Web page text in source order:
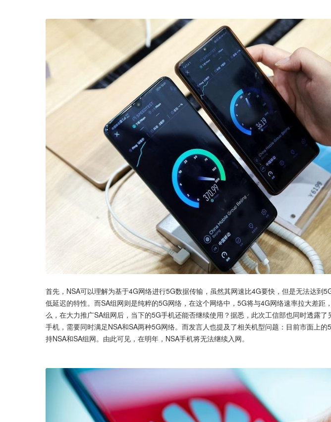
首先，NSA可以理解为基于4G网络进行5G数据传输，虽然其网速比4G要快，但是无法达到
低延迟的特性。而SA组网则是纯粹的5G网络，在这个网络中，5G将与4G网络速率拉大差距
么，在大力推广SA组网后，当下的5G手机还能否继续使用？据悉，此次工信部也同时透露
手机，需要同时满足NSA和SA两种5G网络。而发言人也提及了相关机型问题：目前市面上
持NSA和SA组网。由此可见，在明年，NSA手机将无法继续入网。